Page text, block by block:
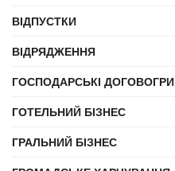
ВІДПУСТКИ
ВІДРЯДЖЕННЯ
ГОСПОДАРСЬКІ ДОГОВОГРИ
ГОТЕЛЬНИЙ БІЗНЕС
ГРАЛЬНИЙ БІЗНЕС